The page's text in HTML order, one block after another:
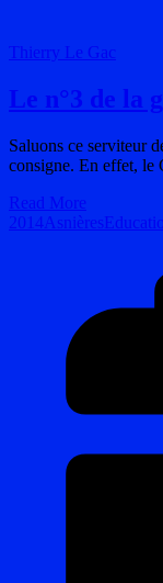
Thierry Le Gac
Le n°3 de la
Saluons ce serviteur
consigne. En effet, le
Read More
2014Asnières